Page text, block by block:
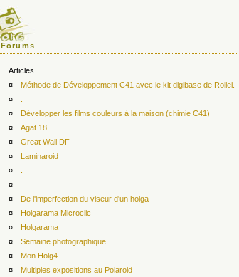
Forums
Articles
¤
Méthode de Développement C41 avec le kit digibase de Rollei.
¤
¤
Développer les films couleurs à la maison (chimie C41)
¤
Agat 18
¤
Great Wall DF
¤
Laminaroid
¤
¤
¤
De l'imperfection du viseur d'un holga
¤
Holgarama Microclic
¤
Holgarama
¤
Semaine photographique
¤
Mon Holg4
¤
Multiples expositions au Polaroid